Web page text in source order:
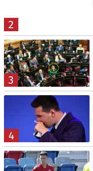
2
3
4